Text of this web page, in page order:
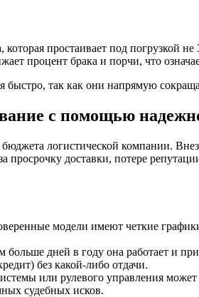
простаивает под погрузкой
процент брака и порчи, что
так как они напрямую
с помощью
логистической компании.
доставки, потере
модели имеют четкие
больше дней в году она работает и
без какой-либо отдачи.
или рулевого управления
судебных исков.